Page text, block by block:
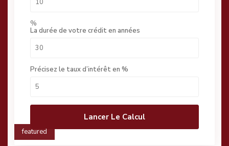
%
La durée de votre crédit en années
Précisez le taux d’intérêt en %
Lancer Le Calcul
featured